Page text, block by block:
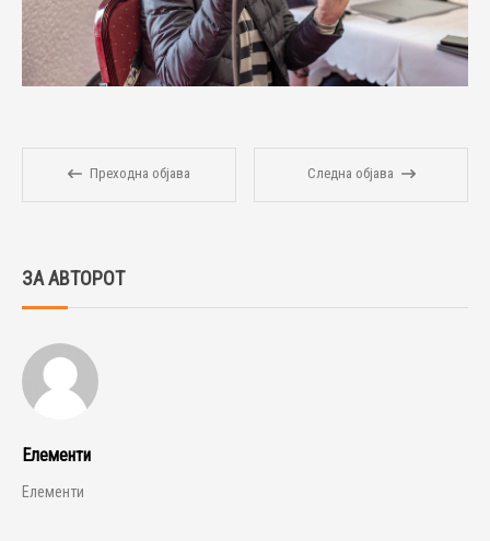
Преходна објава Следна објава
ЗА АВТОРОТ
Елементи
Елементи